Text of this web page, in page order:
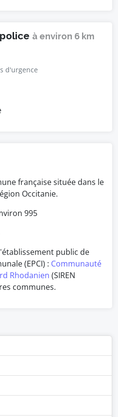
à environ 6 km
d'urgence
française située dans le
Occitanie.
995
public de
(EPCI) : Communauté
Rhodanien (SIREN
communes.